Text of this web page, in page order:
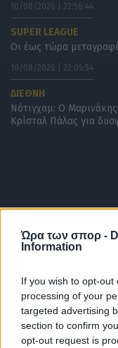
Ώρα των σπορ -
Information
If you wish to opt-
processing of your
targeted advertising
section to confirm
opt-out request is
10/08/2026 | 22:56:44
SUPER LEAGUE
Οι έως τώρα
10/08/2026 | 22:05:54
ΔΙΕΘΝΗ
Νότιγχαμ: Ο
Κρίσταλ Πάλας για